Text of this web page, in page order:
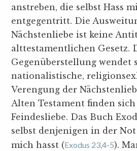
anstreben, die selbst Hass
entgegentritt. Die
Nächstenliebe ist keine
alttestamentlichen Gesetz.
Gegenüberstellung wendet
nationalistische,
Verengung der
Alten Testament finden
Feindesliebe. Das Buch
selbst denjenigen in der
mich hasst (Exodus 23,4-5).